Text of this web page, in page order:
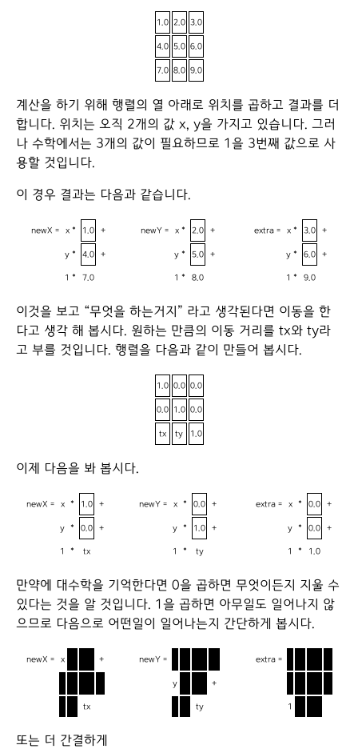
1.0 2.0 3.0
4.0 5.0 6.0
7.0 8.0 9.0
계산을 하기 위해 행렬의 열 아래로 위치를 곱하고 결과를 더
합니다. 위치는 오직 2개의 값 x, y을 가지고 있습니다. 그러
나 수학에서는 3개의 값이 필요하므로 1을 3번째 값으로 사
용할 것입니다.
이 경우 결과는 다음과 같습니다.
newX = x * 1.0 + newY = x * 2.0 + extra = x * 3.0 +
y * 4.0 + y * 5.0 + y * 6.0 +
1 * 7.0 1 * 8.0 1 * 9.0
이것을 보고 “무엇을 하는거지” 라고 생각된다면 이동을 한
다고 생각 해 봅시다. 원하는 만큼의 이동 거리를 tx와 ty라
고 부를 것입니다. 행렬을 다음과 같이 만들어 봅시다.
1.0 0.0 0.0
0.0 1.0 0.0
tx ty 1.0
이제 다음을 봐 봅시다.
newX = x * 1.0 + newY = x * 0.0 + extra = x * 0.0 +
y * 0.0 + y * 1.0 + y * 0.0 +
1 * tx 1 * ty 1 * 1.0
만약에 대수학을 기억한다면 0을 곱하면 무엇이든지 지울 수
있다는 것을 알 것입니다. 1을 곱하면 아무일도 일어나지 않
으므로 다음으로 어떤일이 일어나는지 간단하게 봅시다.
newX = x + newY = extra =
y +
tx ty 1
또는 더 간결하게